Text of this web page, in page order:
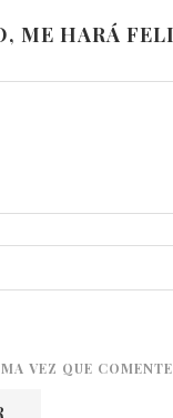
ME HARÁ
VEZ QUE